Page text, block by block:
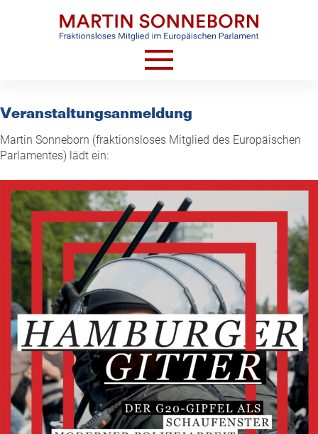
AKTUELLES
CV
KONTAKT
Veranstaltungsanmeldung
Martin Sonneborn (fraktionsloses Mitglied des Europäischen
Parlamentes) lädt ein: